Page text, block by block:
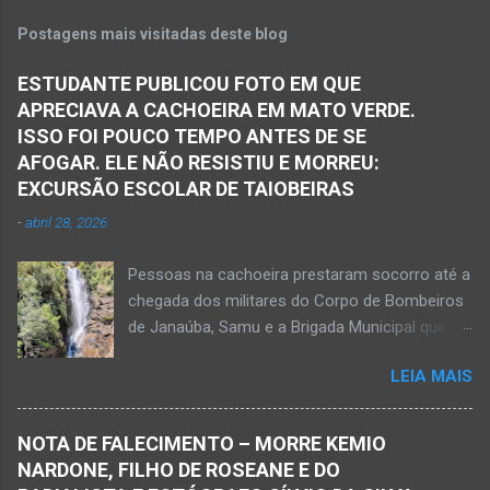
Postagens mais visitadas deste blog
ESTUDANTE PUBLICOU FOTO EM QUE
APRECIAVA A CACHOEIRA EM MATO VERDE.
ISSO FOI POUCO TEMPO ANTES DE SE
AFOGAR. ELE NÃO RESISTIU E MORREU:
EXCURSÃO ESCOLAR DE TAIOBEIRAS
-abril 28, 2026
Pessoas na cachoeira prestaram socorro até a
chegada dos militares do Corpo de Bombeiros
de Janaúba, Samu e a Brigada Municipal que
resistiu e foi a óbito Foto álbum pessoal Kauan
Pereira Alves publicou em sua rede social a
foto em que apreciava a Cachoeira Maria Rosa,
em Mato Verde, pouco tempo antes de se
afogar e depois vir a óbito nesta terça-feira, dia
LEIA MAIS
NOTA DE FALECIMENTO – MORRE KEMIO
NARDONE, FILHO DE ROSEANE E DO